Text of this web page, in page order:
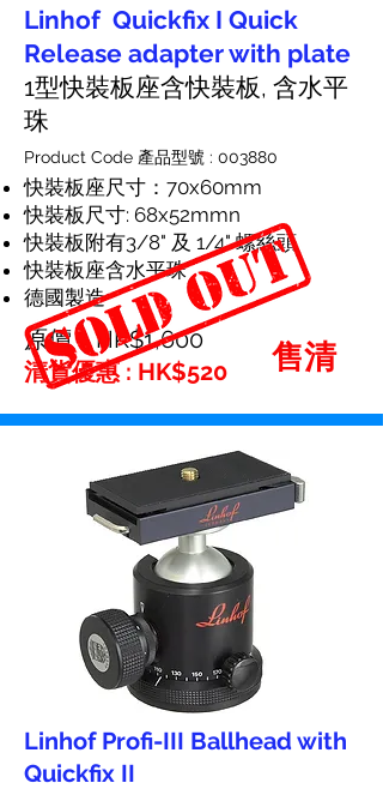
Linhof Quickfix I Quick
Release adapter with plate
1型快裝板座含快裝板, 含水平
珠
Product Code 產品型號 : 003880
快裝板座尺寸：70x60mm
快裝板尺寸: 68x52mmn
快裝板附有3/8" 及 1/4" 螺絲頭
快裝板座含水平珠
德國製造
原價：HK$1,600
清貨優惠 : HK$520
售清
Linhof Profi-III Ballhead with
Quickfix II